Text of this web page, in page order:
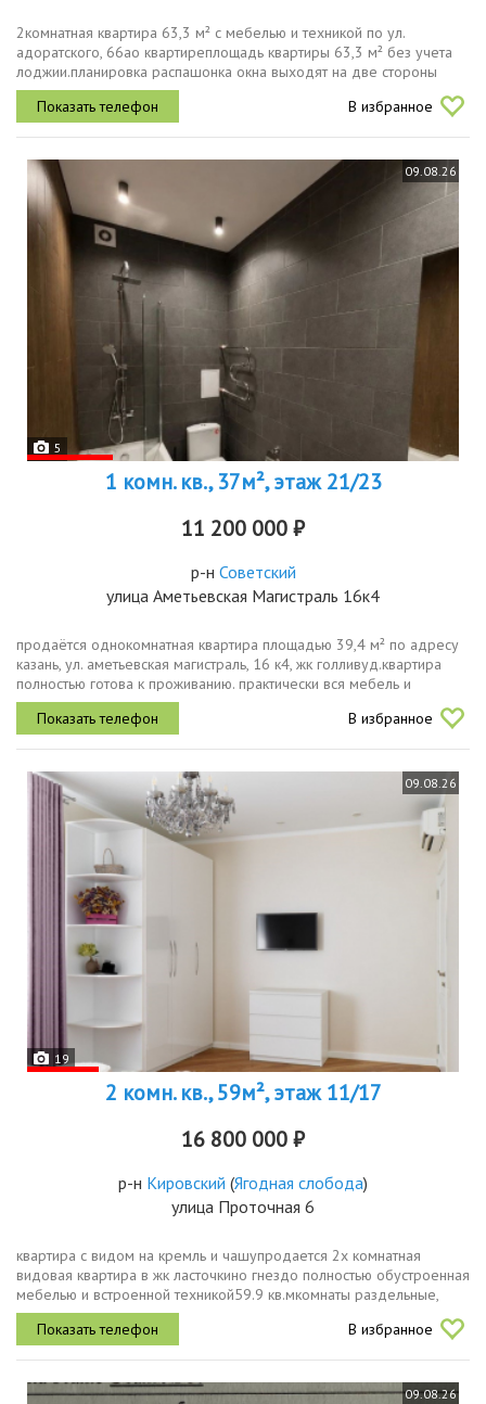
2комнатная квартира 63,3 м² с мебелью и техникой по ул.
адоратского, 66ао квартиреплощадь квартиры 63,3 м² без учета
лоджии.планировка распашонка окна выходят на две стороны
дома, благодаря чему квартира хорошо проветривается, а из окон
открывается...
В избранное
09.08.26
5
1 комн. кв., 37м², этаж 21/23
11 200 000 ₽
р-н Советский
улица Аметьевская Магистраль 16к4
продаётся однокомнатная квартира площадью 39,4 м² по адресу
казань, ул. аметьевская магистраль, 16 к4, жк голливуд.квартира
полностью готова к проживанию. практически вся мебель и
бытовая техника, представленные на фотографиях, остаются
новому...
В избранное
09.08.26
19
2 комн. кв., 59м², этаж 11/17
16 800 000 ₽
р-н Кировский (Ягодная слобода)
улица Проточная 6
квартира с видом на кремль и чашупродается 2х комнатная
видовая квартира в жк ласточкино гнездо полностью обустроенная
мебелью и встроенной техникой59.9 кв.мкомнаты раздельные,
непроходные. два санузла.квартира расположена в престижном
районе, с...
В избранное
09.08.26